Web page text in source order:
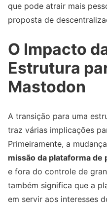
que pode atrair mais
proposta de
O Impacto
Estrutura
Mastodon
A transição para uma
traz várias implicações
Primeiramente, a
missão da plataforma
e fora do controle de
também significa que a
em servir aos interesses